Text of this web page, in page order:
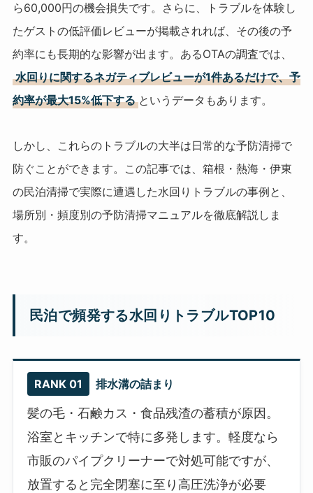
ら60,000円の機会損失です。さらに、トラブルを体験し
たゲストの低評価レビューが掲載されれば、その後の予
約率にも長期的な影響が出ます。あるOTAの調査では、
水回りに関するネガティブレビューが1件あるだけで、予
約率が最大15%低下する というデータもあります。
しかし、これらのトラブルの大半は日常的な予防清掃で
防ぐことができます。この記事では、箱根・熱海・伊東
の民泊清掃で実際に遭遇した水回りトラブルの事例と、
場所別・頻度別の予防清掃マニュアルを徹底解説しま
す。
民泊で頻発する水回りトラブルTOP10
RANK 01 排水溝の詰まり
髪の毛・石鹸カス・食品残渣の蓄積が原因。
浴室とキッチンで特に多発します。軽度なら
市販のパイプクリーナーで対処可能ですが、
放置すると完全閉塞に至り高圧洗浄が必要